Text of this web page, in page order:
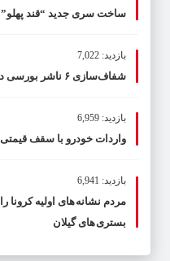
ساخت سری جدید “قند پهلو”
بازدید: 7,022
شفاف‌سازی ۶ ناشر بورسی در سامانه کدال
بازدید: 6,959
واردات خودرو با سقف قیمتی ۲۰ هزار دلار شدنی است؟
بازدید: 6,941
مردم نشانه های اولیه کرونا
بستری های گیلان